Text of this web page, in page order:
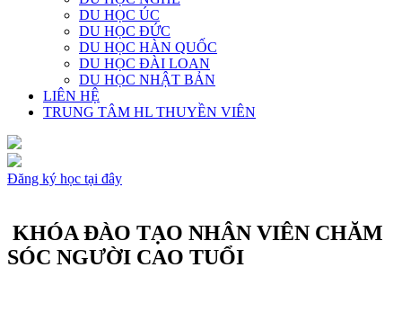
DU HỌC ÚC
DU HỌC ĐỨC
DU HỌC HÀN QUỐC
DU HỌC ĐÀI LOAN
DU HỌC NHẬT BẢN
LIÊN HỆ
TRUNG TÂM HL THUYỀN VIÊN
Đăng ký học tại đây
KHÓA ĐÀO TẠO NHÂN VIÊN CHĂM
SÓC NGƯỜI CAO TUỔI